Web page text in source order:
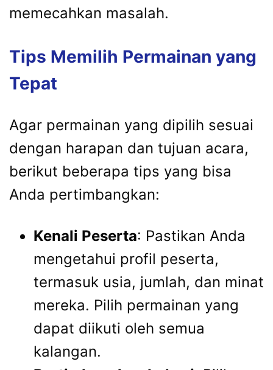
memecahkan masalah.
Tips Memilih Permainan yang
Tepat
Agar permainan yang dipilih sesuai
dengan harapan dan tujuan acara,
berikut beberapa tips yang bisa
Anda pertimbangkan:
Kenali Peserta: Pastikan Anda
mengetahui profil peserta,
termasuk usia, jumlah, dan minat
mereka. Pilih permainan yang
dapat diikuti oleh semua
kalangan.